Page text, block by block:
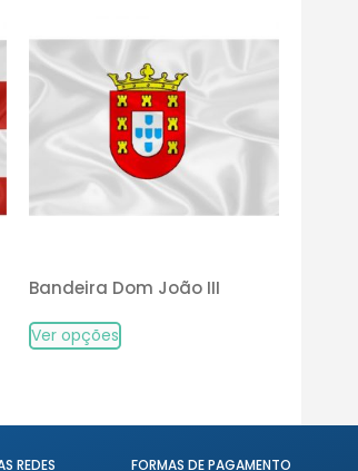
Bandeira Dom João III
Ver opções
REDES FORMAS DE PAGAMENTO